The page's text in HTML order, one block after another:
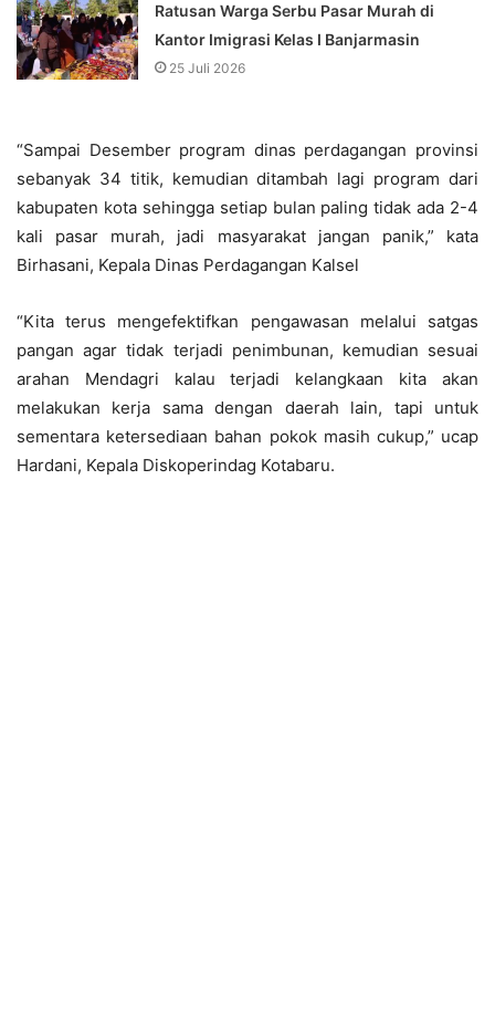
Ratusan Warga Serbu Pasar Murah di
Kantor Imigrasi Kelas I Banjarmasin
25 Juli 2026
“Sampai Desember program dinas perdagangan provinsi
sebanyak 34 titik, kemudian ditambah lagi program dari
kabupaten kota sehingga setiap bulan paling tidak ada 2-4
kali pasar murah, jadi masyarakat jangan panik,” kata
Birhasani, Kepala Dinas Perdagangan Kalsel
“Kita terus mengefektifkan pengawasan melalui satgas
pangan agar tidak terjadi penimbunan, kemudian sesuai
arahan Mendagri kalau terjadi kelangkaan kita akan
melakukan kerja sama dengan daerah lain, tapi untuk
sementara ketersediaan bahan pokok masih cukup,” ucap
Hardani, Kepala Diskoperindag Kotabaru.